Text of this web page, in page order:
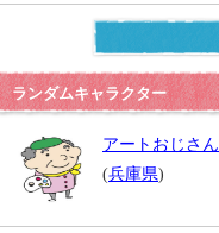
ランダムキャラクター
アートおじさん
(兵庫県)